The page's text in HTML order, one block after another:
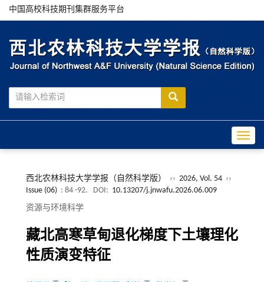
中国高校科技期刊集群服务平台
西北农林科技大学学报（自然科学版） ›› 2026, Vol. 54 ››
Issue (06) : 84 -92. DOI: 10.13207/j.jnwafu.2026.06.009
资源与环境科学
藏北高寒草甸退化梯度下土壤理化
性质演变特征